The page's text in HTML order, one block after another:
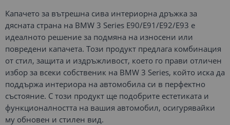
Капачето за вътрешна сива интериорна дръжка за
дясната страна на BMW 3 Series E90/E91/E92/E93 е
идеалното решение за подмяна на износени или
повредени капачета. Този продукт предлага комбинация
от стил, защита и издръжливост, което го прави отличен
избор за всеки собственик на BMW 3 Series, който иска да
поддържа интериора на автомобила си в перфектно
състояние. С този продукт ще подобрите естетиката и
функционалността на вашия автомобил, осигурявайки
му обновен и стилен вид.